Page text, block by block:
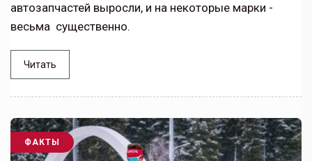
автозапчастей выросли, и на некоторые марки -
весьма существенно.
Читать
ФАКТЫ